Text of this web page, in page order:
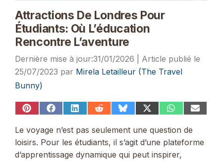
Attractions De Londres Pour
Étudiants: Où L’éducation
Rencontre L’aventure
31/01/2026
25/07/2023 par Mirela Letailleur (The Travel
Bunny)
Share
Pinterest
Share
Facebook
Share
LinkedIn
Share
Reddit
Share
Bluesky
Share
(Twitter)
Share
WhatsApp
Share
Le voyage n’est pas seulement une question de
loisirs. Pour les étudiants, il s’agit d’une plateforme
d’apprentissage dynamique qui peut inspirer,